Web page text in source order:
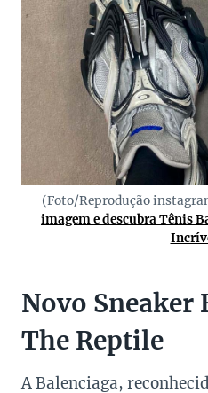
(Foto/Reprodução
imagem e descubra Tênis
Novo Sneaker
The Reptile
A Balenciaga,